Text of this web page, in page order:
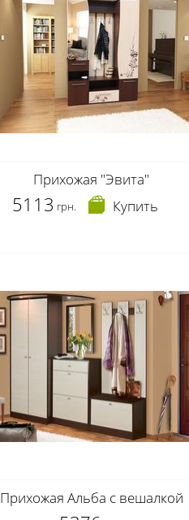
Прихожая "Эвита"
5113 грн. Купить
Прихожая Альба с вешалкой